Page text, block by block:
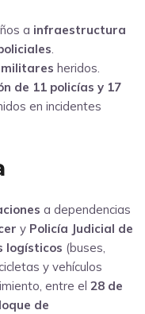
a infraestructura
heridos.
de 11 policías y 17
en incidentes
a dependencias
y Policía Judicial de
logísticos (buses,
y vehículos
entre el 28 de
de